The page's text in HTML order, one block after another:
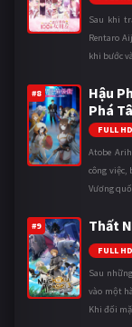
Sau khi
Rentaro
khi bước
#8
Hậu
Phá
FULL
Atobe
công việc,
Vương
#9 Thất
FULL
Sau
vào một
Khi đối